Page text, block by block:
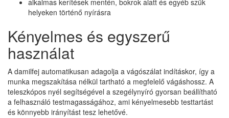
alkalmas kerítések mentén, bokrok alatt és egyéb szűk
helyeken történő nyírásra
Kényelmes és egyszerű
használat
A damilfej automatikusan adagolja a vágószálat indításkor, így a
munka megszakítása nélkül tartható a megfelelő vágáshossz. A
teleszkópos nyél segítségével a szegélynyíró gyorsan beállítható
a felhasználó testmagasságához, ami kényelmesebb testtartást
és könnyebb irányítást tesz lehetővé.